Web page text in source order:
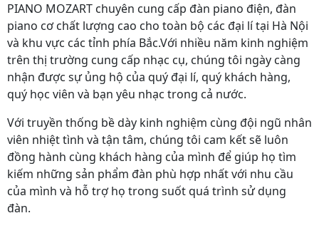
PIANO MOZART chuyên cung cấp đàn piano điện, đàn
piano cơ chất lượng cao cho toàn bộ các đại lí tại Hà Nội
và khu vực các tỉnh phía Bắc.Với nhiều năm kinh nghiệm
trên thị trường cung cấp nhạc cụ, chúng tôi ngày càng
nhận được sự ủng hộ của quý đại lí, quý khách hàng,
quý học viên và bạn yêu nhạc trong cả nước.
Với truyền thống bề dày kinh nghiệm cùng đội ngũ nhân
viên nhiệt tình và tận tâm, chúng tôi cam kết sẽ luôn
đồng hành cùng khách hàng của mình để giúp họ tìm
kiếm những sản phẩm đàn phù hợp nhất với nhu cầu
của mình và hỗ trợ họ trong suốt quá trình sử dụng
đàn.